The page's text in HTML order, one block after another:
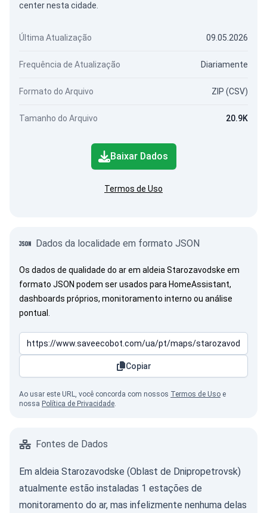
center nesta cidade.
Última Atualização 09.05.2026
Frequência de Atualização Diariamente
Formato do Arquivo ZIP (CSV)
Tamanho do Arquivo 20.9K
Baixar Dados
Termos de Uso
Dados da localidade em formato JSON
Os dados de qualidade do ar em aldeia Starozavodske em
formato JSON podem ser usados para HomeAssistant,
dashboards próprios, monitoramento interno ou análise
pontual.
Copiar
Ao usar este URL, você concorda com nossos Termos de Uso e
nossa Política de Privacidade.
Fontes de Dados
Em aldeia Starozavodske (Oblast de Dnipropetrovsk)
atualmente estão instaladas 1 estações de
monitoramento do ar, mas infelizmente nenhuma delas